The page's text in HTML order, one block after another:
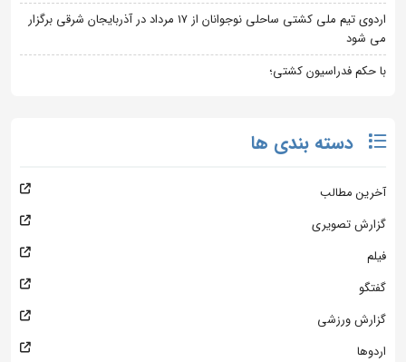
اردوی تیم ملی کشتی ساحلی نوجوانان از 17 مرداد در آذربایجان شرقی برگزار
می شود
با حکم فدراسیون کشتی؛
دسته بندی ها
آخرین مطالب
گزارش تصویری
فیلم
گفتگو
گزارش ورزشی
اردوها